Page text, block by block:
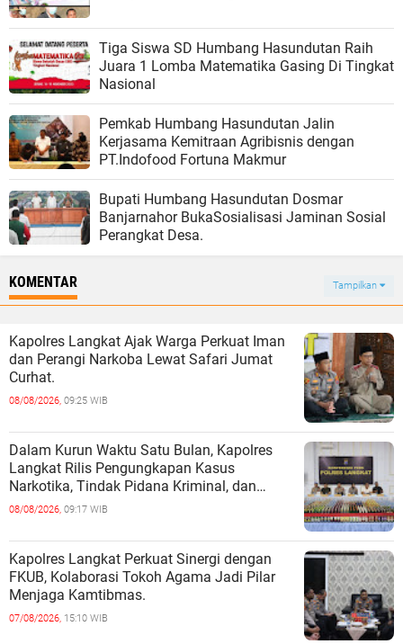
Tiga Siswa SD Humbang Hasundutan Raih
Juara 1 Lomba Matematika Gasing Di Tingkat
Nasional
Pemkab Humbang Hasundutan Jalin
Kerjasama Kemitraan Agribisnis dengan
PT.Indofood Fortuna Makmur
Bupati Humbang Hasundutan Dosmar
Banjarnahor BukaSosialisasi Jaminan Sosial
Perangkat Desa.
KOMENTAR Tampilkan
Kapolres Langkat Ajak Warga Perkuat Iman
dan Perangi Narkoba Lewat Safari Jumat
Curhat.
08/08/2026, 09:25 WIB
Dalam Kurun Waktu Satu Bulan, Kapolres
Langkat Rilis Pengungkapan Kasus
Narkotika, Tindak Pidana Kriminal, dan
Kekerasan Seksual terhadap Anak.
08/08/2026, 09:17 WIB
Kapolres Langkat Perkuat Sinergi dengan
FKUB, Kolaborasi Tokoh Agama Jadi Pilar
Menjaga Kamtibmas.
07/08/2026, 15:10 WIB